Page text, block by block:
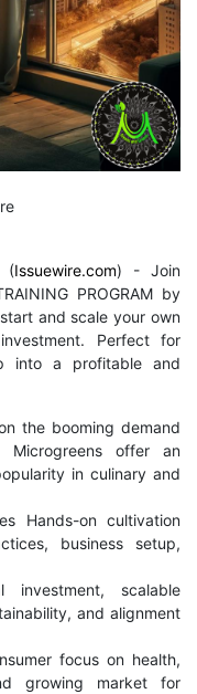
(Issuewire.com) - Join
PROGRAM by
and scale your own
Perfect for
into a profitable and
the booming demand
Microgreens offer an
in culinary and
Hands-on cultivation
business setup,
investment, scalable
and alignment
focus on health,
growing market for